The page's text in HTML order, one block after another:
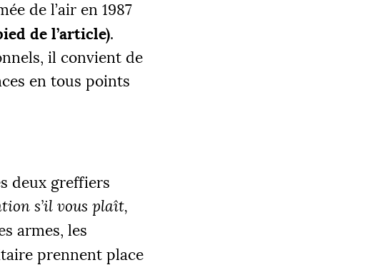
de l’air en 1987
de l’article).
il convient de
en tous points
deux greffiers
s’il vous plaît,
armes, les
prennent place